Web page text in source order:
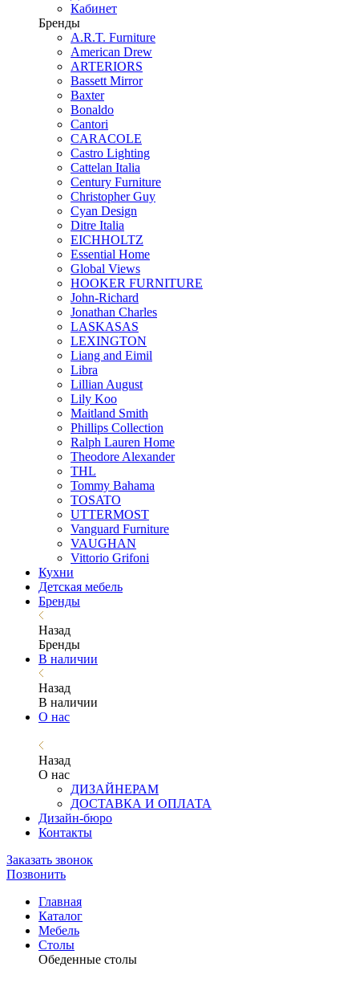
Кабинет
Бренды
A.R.T. Furniture
American Drew
ARTERIORS
Bassett Mirror
Baxter
Bonaldo
Cantori
CARACOLE
Castro Lighting
Cattelan Italia
Century Furniture
Christopher Guy
Cyan Design
Ditre Italia
EICHHOLTZ
Essential Home
Global Views
HOOKER FURNITURE
John-Richard
Jonathan Charles
LASKASAS
LEXINGTON
Liang and Eimil
Libra
Lillian August
Lily Koo
Maitland Smith
Phillips Collection
Ralph Lauren Home
Theodore Alexander
THL
Tommy Bahama
TOSATO
UTTERMOST
Vanguard Furniture
VAUGHAN
Vittorio Grifoni
Кухни
Детская мебель
Бренды
Назад
Бренды
В наличии
Назад
В наличии
О нас
Назад
О нас
ДИЗАЙНЕРАМ
ДОСТАВКА И ОПЛАТА
Дизайн-бюро
Контакты
Заказать звонок
Позвонить
Главная
Каталог
Мебель
Столы
Обеденные столы